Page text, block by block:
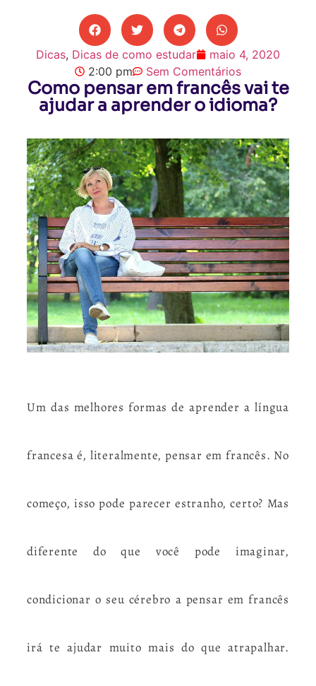
Dicas, Dicas de como estudar
maio 4, 2020
2:00 pm
Sem Comentários
Como pensar em francês vai te
ajudar a aprender o idioma?
Um das melhores formas de aprender a língua
francesa é, literalmente, pensar em francês. No
começo, isso pode parecer estranho, certo? Mas
diferente do que você pode imaginar,
condicionar o seu cérebro a pensar em francês
irá te ajudar muito mais do que atrapalhar.